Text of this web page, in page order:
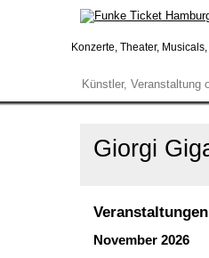
Konzerte, Theater,
Giorgi
November 2026